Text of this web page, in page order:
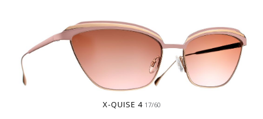
X-QUISE 4 17/60